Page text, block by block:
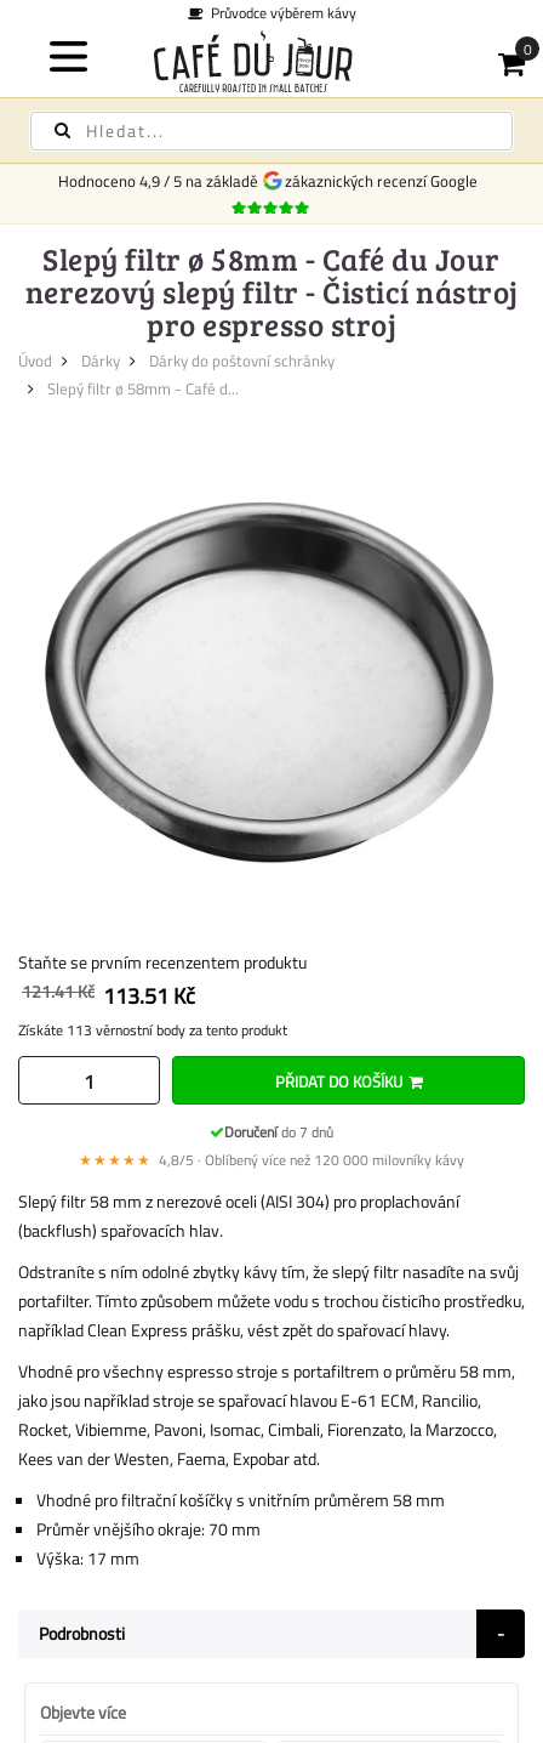
Průvodce výběrem kávy
Hodnoceno4,9/5 na základě zákaznických recenzí Google
Slepý filtr ø 58mm - Café du Jour
nerezový slepý filtr - Čisticí nástroj
pro espresso stroj
Úvod Dárky
Dárky do poštovní schránky
Slepý filtr ø 58mm - Café d...
Staňte se prvním recenzentem produktu
121.41 Kč 113.51 Kč
Získáte 113 věrnostní body za tento produkt
PŘIDAT DO KOŠÍKU
Doručenído 7 dnů
★★★★★ 4,8/5 · Oblíbený více než 120 000 milovníky kávy
Slepý filtr 58 mm z nerezové oceli (AISI 304) pro proplachování
(backflush) spařovacích hlav.
Odstraníte s ním odolné zbytky kávy tím, že slepý filtr nasadíte na svůj
portafilter. Tímto způsobem můžete vodu s trochou čisticího prostředku,
například Clean Express prášku, vést zpět do spařovací hlavy.
Vhodné pro všechny espresso stroje s portafiltrem o průměru 58 mm,
jako jsou například stroje se spařovací hlavou E-61 ECM, Rancilio,
Rocket, Vibiemme, Pavoni, Isomac, Cimbali, Fiorenzato, la Marzocco,
Kees van der Westen, Faema, Expobar atd.
Vhodné pro filtrační košíčky s vnitřním průměrem 58 mm
Průměr vnějšího okraje: 70 mm
Výška: 17 mm
Podrobnosti
Objevte více